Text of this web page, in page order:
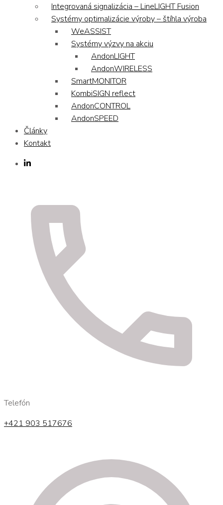
Integrovaná signalizácia – LineLIGHT Fusion
Systémy optimalizácie výroby – štíhla výroba
WeASSIST
Systémy výzvy na akciu
AndonLIGHT
AndonWIRELESS
SmartMONITOR
KombiSIGN reflect
AndonCONTROL
AndonSPEED
Články
Kontakt
Telefón
+421 903 517676